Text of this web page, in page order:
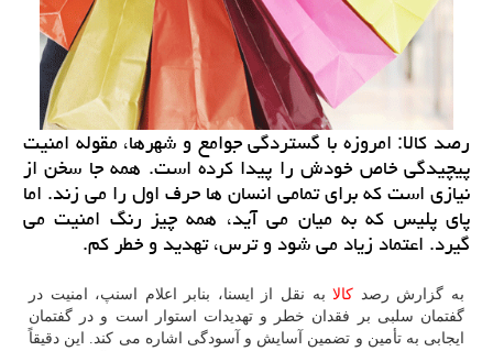
رصد كالا: امروزه با گستردگی جوامع و شهرها، مقوله امنیت
پیچیدگی خاص خودش را پیدا كرده است. همه جا سخن از
نیازی است كه برای تمامی انسان ها حرف اول را می زند. اما
پای پلیس كه به میان می آید، همه چیز رنگ امنیت می
گیرد. اعتماد زیاد می شود و ترس، تهدید و خطر كم.
به گزارش رصد كالابه نقل از ایسنا، بنابر اعلام اسنپ، امنیت در
گفتمان سلبی بر فقدان خطر و تهدیدات استوار است و در گفتمان
ایجابی به تأمین و تضمین آسایش و آسودگی اشاره می كند. این دقیقاً